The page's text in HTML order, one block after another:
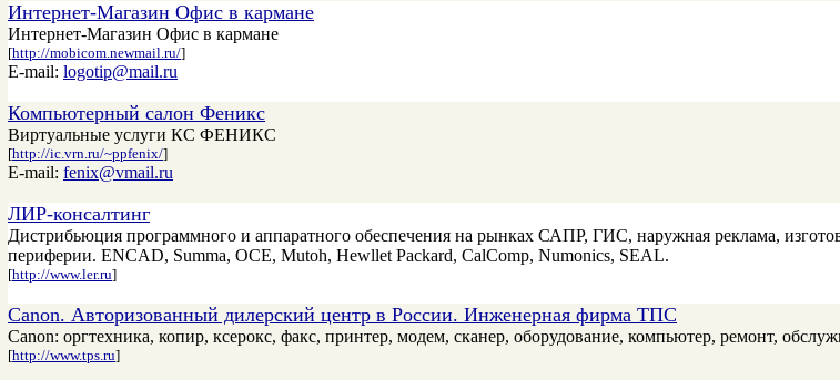
Интернет-Магазин Офис в кармане
Интернет-Магазин Офис в кармане
[http://mobicom.newmail.ru/]
E-mail: logotip@mail.ru
Компьютерный салон Феникс
Виртуальные услуги КС ФЕНИКС
[http://ic.vrn.ru/~ppfenix/]
E-mail: fenix@vmail.ru
ЛИР-консалтинг
Дистрибьюция программного и аппаратного обеспечения на рынках САПР, ГИС, наружная реклама,
периферии. ENCAD, Summa, OCE, Mutoh, Hewllet Packard, CalComp, Numonics, SEAL.
[http://www.ler.ru]
Canon. Авторизованный дилерский центр в России. Инженерная фирма ТПС
Canon: оргтехника, копир, ксерокс, факс, принтер, модем, сканер, оборудование, компьютер, ремонт,
[http://www.tps.ru]